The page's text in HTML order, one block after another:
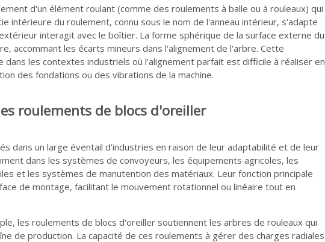
d'un élément roulant (comme des roulements à balle ou à rouleaux) qui
intérieure du roulement, connu sous le nom de l'anneau intérieur, s'adapte
interagit avec le boîtier. La forme sphérique de la surface externe du
accommant les écarts mineurs dans l'alignement de l'arbre. Cette
les contextes industriels où l'alignement parfait est difficile à réaliser en
des fondations ou des vibrations de la machine.
roulements de blocs d'oreiller
dans un large éventail d'industries en raison de leur adaptabilité et de leur
dans les systèmes de convoyeurs, les équipements agricoles, les
et les systèmes de manutention des matériaux. Leur fonction principale
de montage, facilitant le mouvement rotationnel ou linéaire tout en
les roulements de blocs d'oreiller soutiennent les arbres de rouleaux qui
de production. La capacité de ces roulements à gérer des charges radiales